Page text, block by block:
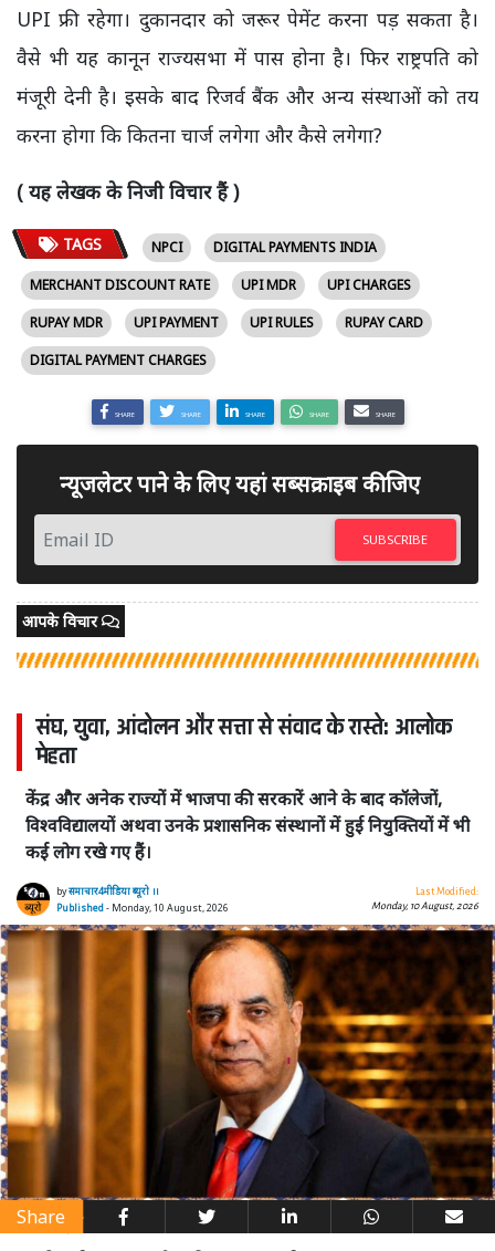
UPI फ्री रहेगा। दुकानदार को जरूर पेमेंट करना पड़ सकता है।
वैसे भी यह कानून राज्यसभा में पास होना है। फिर राष्ट्रपति को
मंजूरी देनी है। इसके बाद रिजर्व बैंक और अन्य संस्थाओं को तय
करना होगा कि कितना चार्ज लगेगा और कैसे लगेगा?
( यह लेखक के निजी विचार हैं )
TAGS NPCI
DIGITAL PAYMENTS INDIA
MERCHANT DISCOUNT RATE
UPI MDR
UPI CHARGES
RUPAY MDR
UPI PAYMENT UPI RULES
RUPAY CARD
DIGITAL PAYMENT CHARGES
SHARE SHARE SHARE SHARE SHARE
न्यूजलेटर पाने के लिए यहां सब्सक्राइब कीजिए
SUBSCRIBE
आपके विचार
संघ, युवा, आंदोलन और सत्ता से संवाद के रास्ते: आलोक
मेहता
केंद्र और अनेक राज्यों में भाजपा की सरकारें आने के बाद कॉलेजों,
विश्वविद्यालयों अथवा उनके प्रशासनिक संस्थानों में हुई नियुक्तियों में भी
कई लोग रखे गए हैं।
byसमाचार4मीडिया ब्यूरो ।।
Published - Monday, 10 August, 2026
Last Modified:
Monday, 10 August, 2026
Share